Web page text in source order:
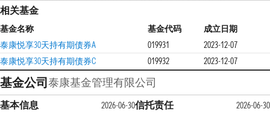
相关基金
基金名称 基金代码
成立日期
泰康悦享30天持有期债券A
019931
2023-12-07
泰康悦享30天持有期债券C
019932 2023-12-07
基金公司泰康基金管理有限公司
基本信息 2026-06-30信托责任 2026-06-30